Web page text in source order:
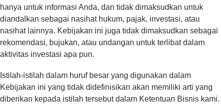
hanya untuk informasi Anda, dan tidak dimaksudkan untuk
diandalkan sebagai nasihat hukum, pajak, investasi, atau
nasihat lainnya. Kebijakan ini juga tidak dimaksudkan sebagai
rekomendasi, bujukan, atau undangan untuk terlibat dalam
aktivitas investasi apa pun.
Istilah-istilah dalam huruf besar yang digunakan dalam
Kebijakan ini yang tidak didefinisikan akan memiliki arti yang
diberikan kepada istilah tersebut dalam Ketentuan Bisnis kami.